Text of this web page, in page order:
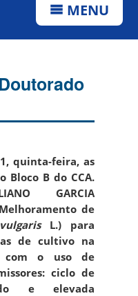
MENU
quinta-feira, as
Bloco B do CCA.
GARCIA
de
L.) para
de cultivo na
com o uso de
ciclo de
e elevada